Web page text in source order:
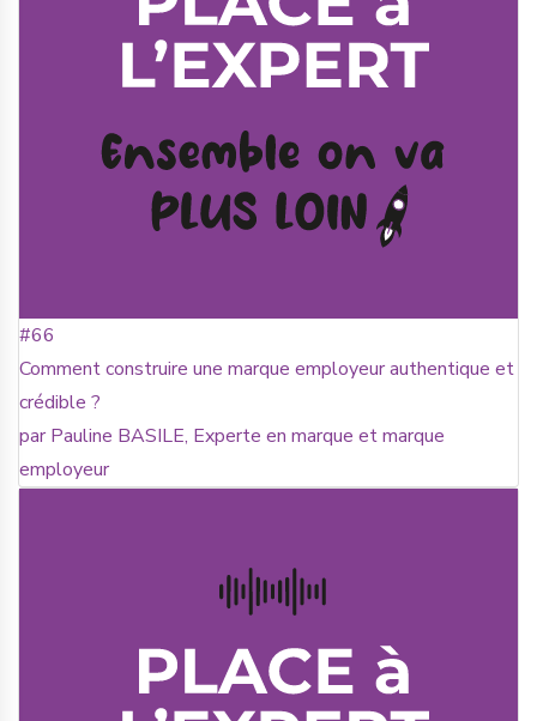
#66
Comment construire une marque employeur authentique et
crédible ?
par Pauline BASILE, Experte en marque et marque
employeur